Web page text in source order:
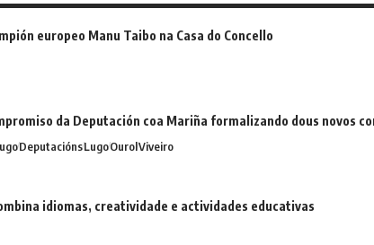
europeo Manu Taibo na Casa do Concello
da Deputación coa Mariña formalizando dous novos
DeputaciónsLugoOurolViveiro
idiomas, creatividade e actividades educativas